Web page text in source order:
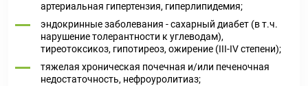
артериальная гипертензия, гиперлипидемия;
эндокринные заболевания - сахарный диабет (в т.ч.
нарушение толерантности к углеводам),
тиреотоксикоз, гипотиреоз, ожирение (III-IV степени);
тяжелая хроническая почечная и/или печеночная
недостаточность, нефроуролитиаз;